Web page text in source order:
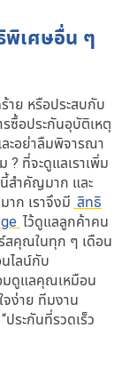
พิเศษอื่น ๆ
าย หรือประสบกับ
ซื้อประกันอุบัติเหตุ
ะอย่าลืมพิจารณา
ที่จะดูแลเราเพิ่ม
นี้สำคัญมาก และ
าก เราจึงมี สิทธิ
ไว้ดูแลลูกค้าคน
สคุณในทุก ๆ เดือน
ไลน์กับ
มดูแลคุณเหมือน
จง่าย ทีมงาน
ระกันที่รวดเร็ว